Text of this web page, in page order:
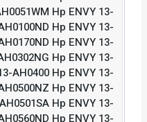
Hp ENVY 13-
Hp ENVY 13-
Hp ENVY 13-
Hp ENVY 13-
AH0400 Hp ENVY 13-
Hp ENVY 13-
Hp ENVY 13-
Hp ENVY 13-